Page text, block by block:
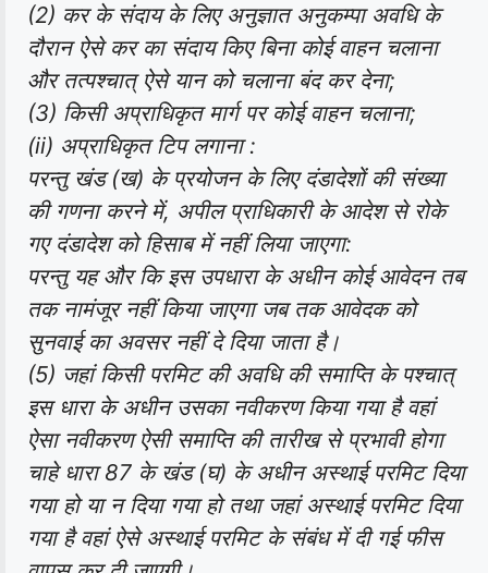
(2) कर के संदाय के लिए अनुज्ञात अनुकम्पा अवधि के
दौरान ऐसे कर का संदाय किए बिना कोई वाहन चलाना
और तत्पश्चात् ऐसे यान को चलाना बंद कर देना;
(3) किसी अप्राधिकृत मार्ग पर कोई वाहन चलाना;
(ii) अप्राधिकृत टिप लगाना :
परन्तु खंड (ख) के प्रयोजन के लिए दंडादेशों की संख्या
की गणना करने में, अपील प्राधिकारी के आदेश से रोके
गए दंडादेश को हिसाब में नहीं लिया जाएगा:
परन्तु यह और कि इस उपधारा के अधीन कोई आवेदन तब
तक नामंजूर नहीं किया जाएगा जब तक आवेदक को
सुनवाई का अवसर नहीं दे दिया जाता है।
(5) जहां किसी परमिट की अवधि की समाप्ति के पश्चात्
इस धारा के अधीन उसका नवीकरण किया गया है वहां
ऐसा नवीकरण ऐसी समाप्ति की तारीख से प्रभावी होगा
चाहे धारा 87 के खंड (घ) के अधीन अस्थाई परमिट दिया
गया हो या न दिया गया हो तथा जहां अस्थाई परमिट दिया
गया है वहां ऐसे अस्थाई परमिट के संबंध में दी गई फीस